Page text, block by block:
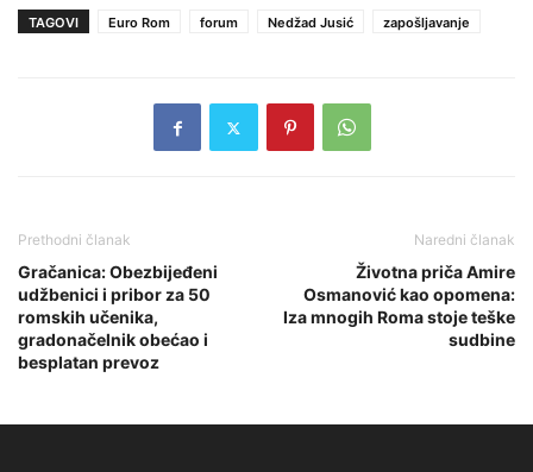
TAGOVI Euro Rom forum Nedžad Jusić zapošljavanje
Prethodni članak
Gračanica: Obezbijeđeni
udžbenici i pribor za 50
romskih učenika,
gradonačelnik obećao i
besplatan prevoz
Naredni članak
Životna priča Amire
Osmanović kao opomena:
Iza mnogih Roma stoje teške
sudbine